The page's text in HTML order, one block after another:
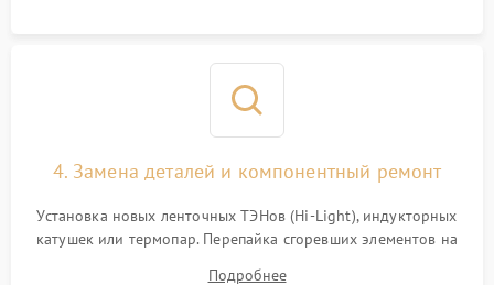
4. Замена деталей и компонентный ремонт
Установка новых ленточных ТЭНов (Hi-Light), индукторных
катушек или термопар. Перепайка сгоревших элементов на
Подробнее